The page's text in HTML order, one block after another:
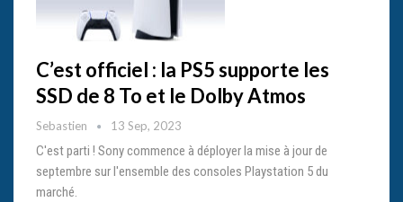
C’est officiel : la PS5 supporte les
SSD de 8 To et le Dolby Atmos
Sebastien 13 Sep, 2023
C'est parti ! Sony commence à déployer la mise à jour de
septembre sur l'ensemble des consoles Playstation 5 du
marché.